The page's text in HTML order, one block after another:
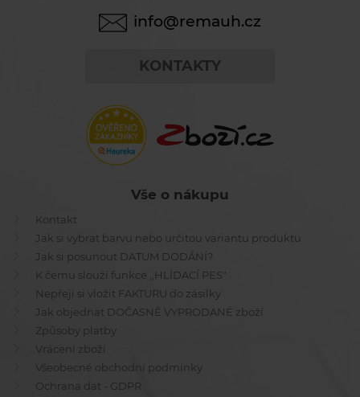
info@remauh.cz
KONTAKTY
Vše o nákupu
Kontakt
Jak si vybrat barvu nebo určitou variantu produktu
Jak si posunout DATUM DODÁNÍ?
K čemu slouží funkce ,,HLÍDACÍ PES"
Nepřeji si vložit FAKTURU do zásilky
Jak objednat DOČASNĚ VYPRODANÉ zboží
Způsoby platby
Vrácení zboží
Všeobecné obchodní podmínky
Ochrana dat - GDPR